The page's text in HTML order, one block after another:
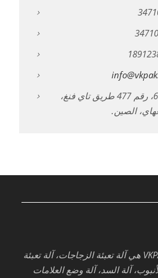
إضافة: المصنع رقم 6، رقم 477 طريق تاي فنغ،
الصين.
المنتجات الرئيسية VKPAK هي آلة تعبئة الزجاجات، آلة تعبئة
آلة السد، آلة وضع العلامات